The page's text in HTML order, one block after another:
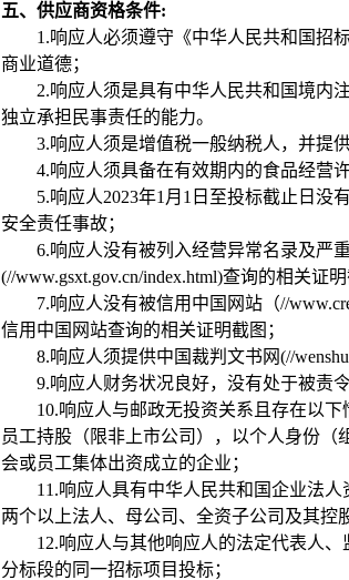
五、供应商资格条件:
1.响应人必须遵守《中华人民共和国招
商业道德；
2.响应人须是具有中华人民共和国境内
独立承担民事责任的能力。
3.响应人须是增值税一般纳税人，并提
4.响应人须具备在有效期内的食品经营
5.响应人2023年1月1日至投标截止日没
安全责任事故；
6.响应人没有被列入经营异常名录及严
(//www.gsxt.gov.cn/index.html)查询的相关证明
7.响应人没有被信用中国网站（//
信用中国网站查询的相关证明截图；
8.响应人须提供中国裁判文书网(//
9.响应人财务状况良好，没有处于被责
10.响应人与邮政无投资关系且存在以
员工持股（限非上市公司），以个人身份
会或员工集体出资成立的企业；
11.响应人具有中华人民共和国企业法
两个以上法人、母公司、全资子公司及其控
12.响应人与其他响应人的法定代表人
分标段的同一招标项目投标；